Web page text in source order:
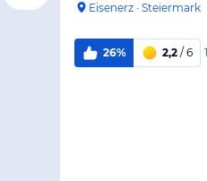
Eisenerz · Steiermark
26% 2,2 / 6